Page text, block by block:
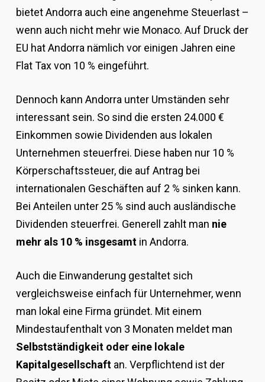
bietet Andorra auch eine angenehme Steuerlast –
wenn auch nicht mehr wie Monaco. Auf Druck der
EU hat Andorra nämlich vor einigen Jahren eine
Flat Tax von 10 % eingeführt.
Dennoch kann Andorra unter Umständen sehr
interessant sein. So sind die ersten 24.000 €
Einkommen sowie Dividenden aus lokalen
Unternehmen steuerfrei. Diese haben nur 10 %
Körperschaftssteuer, die auf Antrag bei
internationalen Geschäften auf 2 % sinken kann.
Bei Anteilen unter 25 % sind auch ausländische
Dividenden steuerfrei. Generell zahlt man nie
mehr als 10 % insgesamtin Andorra.
Auch die Einwanderung gestaltet sich
vergleichsweise einfach für Unternehmer, wenn
man lokal eine Firma gründet. Mit einem
Mindestaufenthalt von 3 Monaten meldet man
Selbstständigkeit oder eine lokale
Kapitalgesellschaftan. Verpflichtend ist der